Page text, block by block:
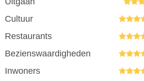
Cultuur
Restaurants
Bezienswaardigheden
Inwoners